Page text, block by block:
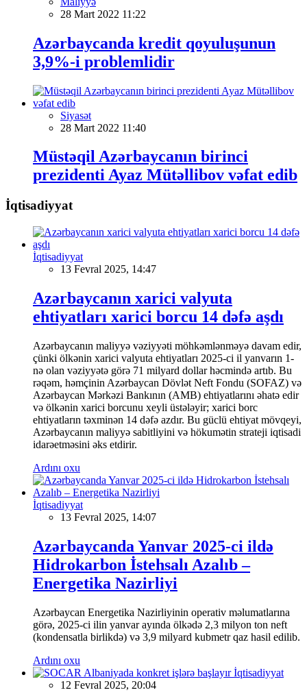
28 Mart 2022 11:22
Azərbaycanda kredit qoyuluşunun
3,9%-i problemlidir
Siyasət
28 Mart 2022 11:40
Müstəqil Azərbaycanın birinci
prezidenti Ayaz Mütəllibov vəfat edib
İqtisadiyyat
İqtisadiyyat
13 Fevral 2025, 14:47
Azərbaycanın xarici valyuta
ehtiyatları xarici borcu 14 dəfə aşdı
Azərbaycanın maliyyə vəziyyəti möhkəmlənməyə davam edir,
çünki ölkənin xarici valyuta ehtiyatları 2025-ci il yanvarın 1-
nə olan vəziyyətə görə 71 milyard dollar həcmində artıb. Bu
rəqəm, həmçinin Azərbaycan Dövlət Neft Fondu (SOFAZ) və
Azərbaycan Mərkəzi Bankının (AMB) ehtiyatlarını əhatə edir
və ölkənin xarici borcunu xeyli üstələyir; xarici borc
ehtiyatların təxminən 14 dəfə azdır. Bu güclü ehtiyat mövqeyi,
Azərbaycanın maliyyə sabitliyini və hökumətin strateji iqtisadi
idarəetməsini əks etdirir.
Ardını oxu
İqtisadiyyat
13 Fevral 2025, 14:07
Azərbaycanda Yanvar 2025-ci ildə
Hidrokarbon İstehsalı Azalıb –
Energetika Nazirliyi
Azərbaycan Energetika Nazirliyinin operativ məlumatlarına
görə, 2025-ci ilin yanvar ayında ölkədə 2,3 milyon ton neft
(kondensatla birlikdə) və 3,9 milyard kubmetr qaz hasil edilib.
Ardını oxu
İqtisadiyyat
12 Fevral 2025, 20:04